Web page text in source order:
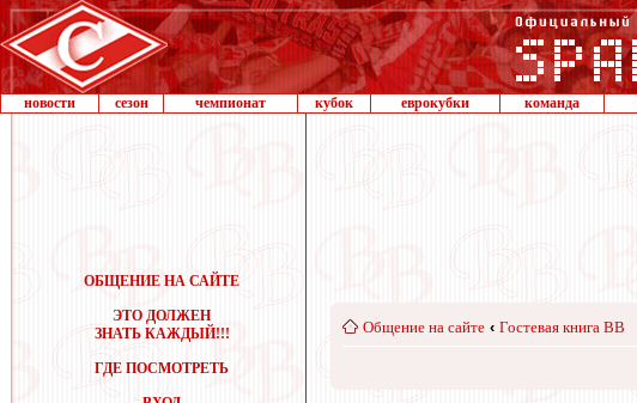
новости сезон чемпионат кубок еврокубки команда
ОБЩЕНИЕ НА САЙТЕ
ЭТО ДОЛЖЕН
ЗНАТЬ КАЖДЫЙ!!!
ГДЕ ПОСМОТРЕТЬ
Общение на сайте ‹ Гостевая книга ВВ